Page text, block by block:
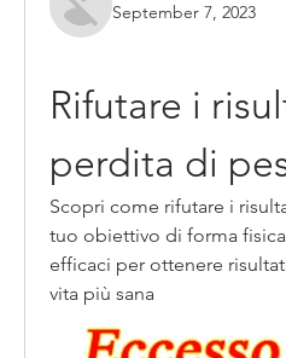
September 7, 2023
Rifutare i
perdita di
Scopri come rifutare i
tuo obiettivo di forma
efficaci per ottenere
vita più sana